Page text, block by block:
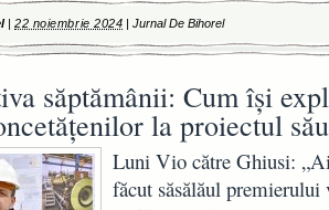
| 22 noiembrie 2024 |Jurnal De Bihorel
săptămânii: Cum își
la proiectul său
Luni Vio către Ghiusi:
făcut săsălăul premierului